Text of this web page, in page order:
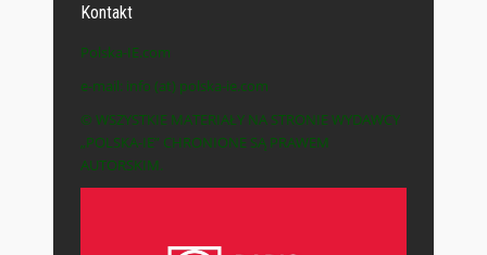
Kontakt
Polska-IE.com
e-mail: info (at) polska-ie.com
© WSZYSTKIE MATERIAŁY NA STRONIE WYDAWCY
„POLSKA-IE” CHRONIONE SĄ PRAWEM
AUTORSKIM.